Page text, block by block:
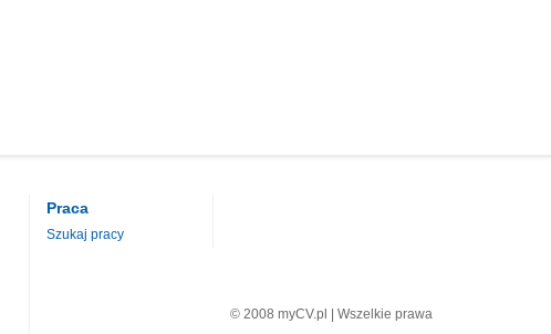
Praca
Szukaj pracy
© 2008 myCV.pl | Wszelkie prawa